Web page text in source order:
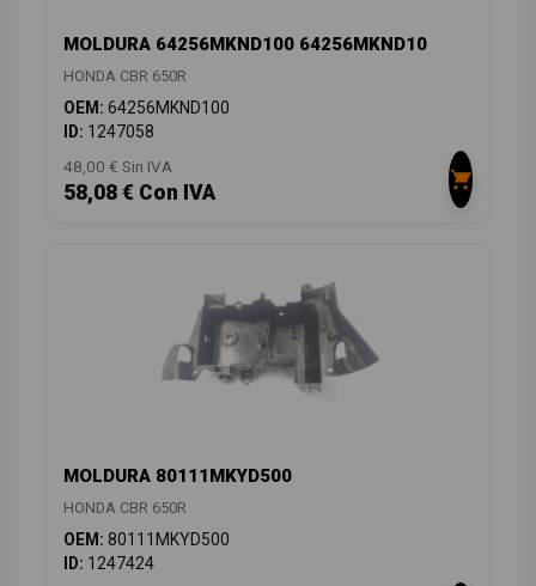
MOLDURA 64256MKND100 64256MKND10
HONDA CBR 650R
OEM: 64256MKND100
ID: 1247058
48,00 € Sin IVA
58,08 € Con IVA
MOLDURA 80111MKYD500
HONDA CBR 650R
OEM: 80111MKYD500
ID: 1247424